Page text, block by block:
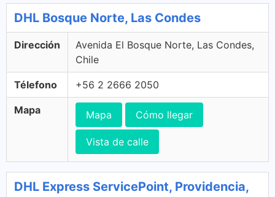
DHL Bosque Norte, Las Condes
Dirección
Avenida El Bosque Norte, Las Condes,
Chile
Télefono +56 2 2666 2050
Mapa Mapa Cómo llegar
Vista de calle
DHL Express ServicePoint, Providencia,